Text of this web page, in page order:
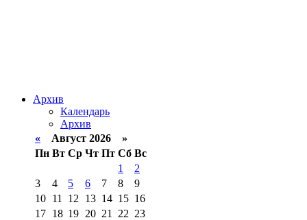
Архив
Календарь
Архив
« Август 2026 »
Пн Вт Ср Чт Пт Сб Вс
1
2
3
4 5 6 7 8
9
10 11 12 13 14 15 16
17 18 19 20 21 22 23